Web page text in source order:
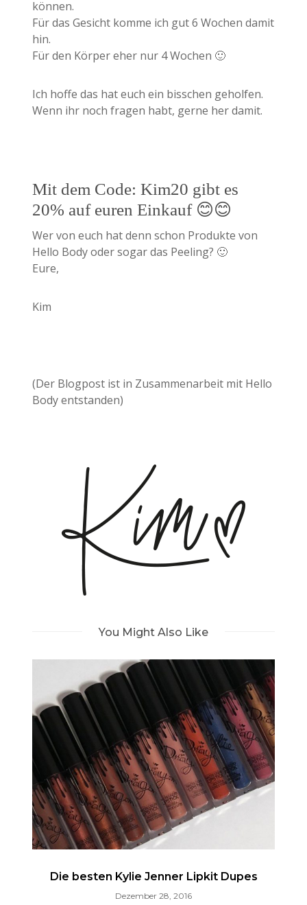
können.
Für das Gesicht komme ich gut 6 Wochen damit
hin.
Für den Körper eher nur 4 Wochen 🙂
Ich hoffe das hat euch ein bisschen geholfen.
Wenn ihr noch fragen habt, gerne her damit.
Mit dem Code: Kim20 gibt es
20% auf euren Einkauf 😊😊
Wer von euch hat denn schon Produkte von
Hello Body oder sogar das Peeling? 🙂
Eure,
Kim
(Der Blogpost ist in Zusammenarbeit mit Hello
Body entstanden)
You Might Also Like
Die besten Kylie Jenner Lipkit Dupes
Dezember 28, 2016